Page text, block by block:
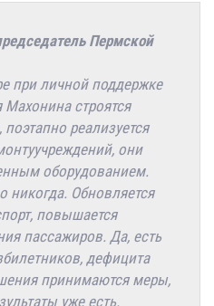
Пермской
при личной поддержке
Махонина строятся
реализуется
они
оборудованием.
никогда. Обновляется
повышается
пассажиров. Да, есть
дефицита
принимаются меры,
уже есть.